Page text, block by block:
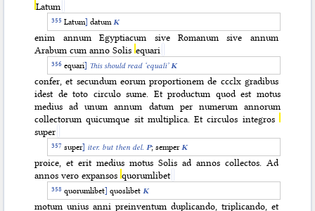
Latum
Latum] datumK
enim annum Egyptiacum sive Romanum sive annum
Arabum cum anno Solis equari
equari] This should read ‘equali’K
confer, et secundum eorum proportionem de ccclx gradibus
idest de toto circulo sume. Et productum quod est motus
medius ad unum annum datum per numerum annorum
collectorum quicumque sit multiplica. Et circulos integros
super
super] iter. but then del. P; semperK
proice, et erit medius motus Solis ad annos collectos. Ad
annos vero expansos quorumlibet
quorumlibet] quoslibet K
motum unius anni preinventum duplicando, triplicando, et